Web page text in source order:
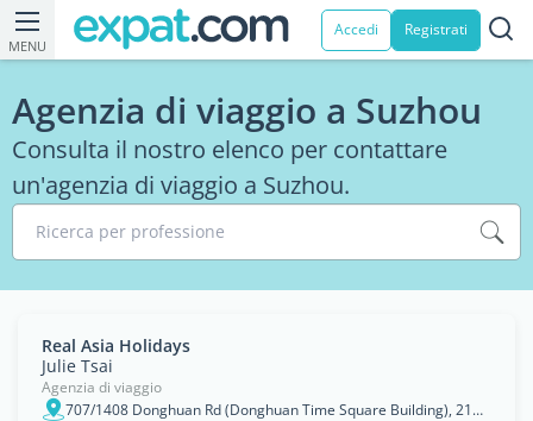
MENU
Accedi Registrati
Agenzia di viaggio a Suzhou
Consulta il nostro elenco per contattare
un'agenzia di viaggio a Suzhou.
Ricerca per professione
Real Asia Holidays
Julie Tsai
Agenzia di viaggio
707/1408 Donghuan Rd (Donghuan Time Square Building), 215000, SIP